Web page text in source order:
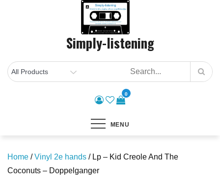
Simply-listening
0
MENU
Home /Vinyl 2e hands / Lp – Kid Creole And The
Coconuts – Doppelganger